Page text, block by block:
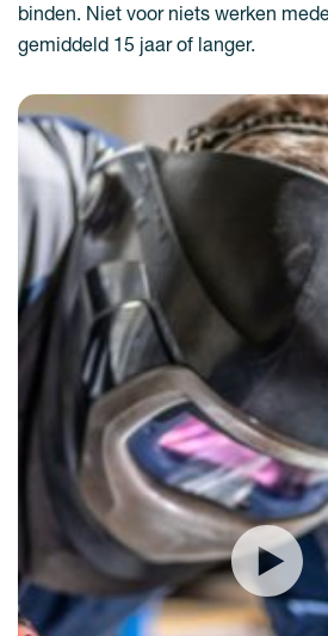
binden. Niet voor niets werken
gemiddeld 15 jaar of langer.